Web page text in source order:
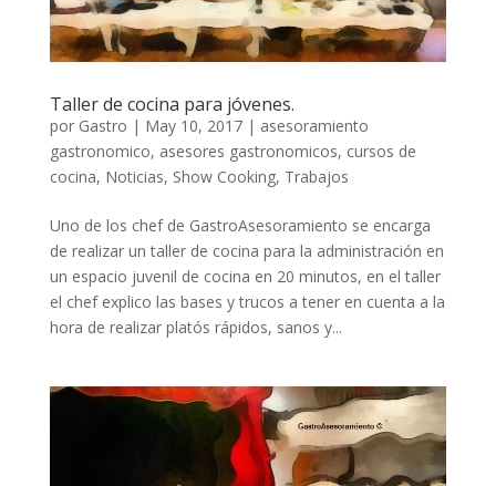
Taller de cocina para jóvenes.
por Gastro | May 10, 2017| asesoramiento
gastronomico, asesores gastronomicos, cursos de
cocina, Noticias, Show Cooking, Trabajos
Uno de los chef de GastroAsesoramiento se encarga
de realizar un taller de cocina para la administración en
un espacio juvenil de cocina en 20 minutos, en el taller
el chef explico las bases y trucos a tener en cuenta a la
hora de realizar platós rápidos, sanos y...